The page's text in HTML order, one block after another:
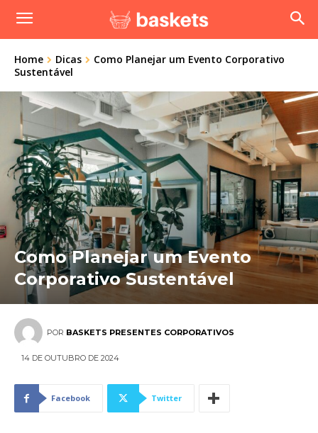
Home Dicas
Como Planejar um Evento Corporativo
Sustentável
Como Planejar um Evento
Corporativo Sustentável
POR BASKETS PRESENTES CORPORATIVOS
14 DE OUTUBRO DE 2024
Facebook Twitter